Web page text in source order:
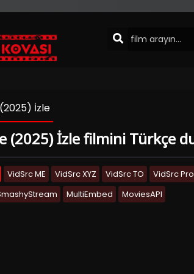
İzle
(2025) İzle filmini Türkçe
VidSrc ME VidSrc XYZ VidSrc TO VidSrc Pro
MultiEmbed MoviesAPI